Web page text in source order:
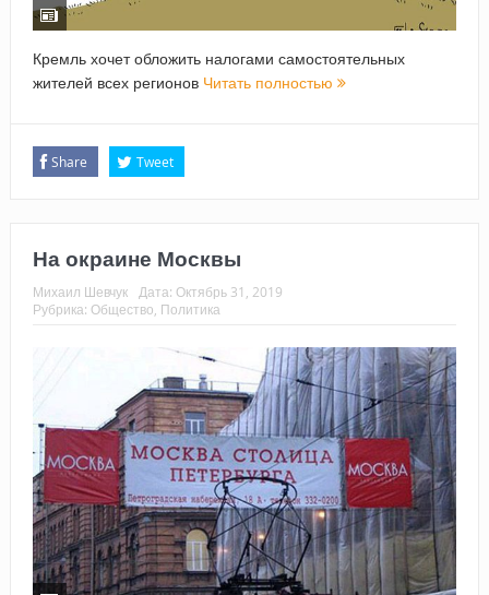
Кремль хочет обложить налогами самостоятельных
жителей всех регионов Читать полностью
Share Tweet
На окраине Москвы
Михаил Шевчук Дата: Октябрь 31, 2019
Рубрика: Общество, Политика